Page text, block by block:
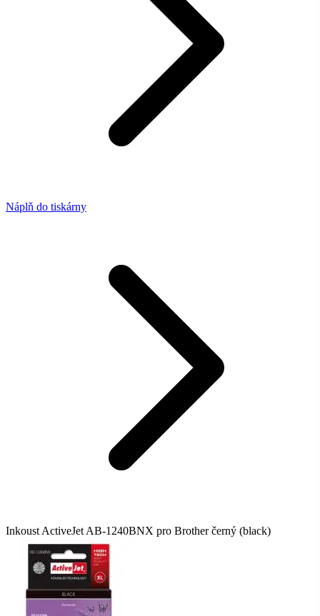
Náplň do tiskárny
Inkoust ActiveJet AB-1240BNX pro Brother černý (black)